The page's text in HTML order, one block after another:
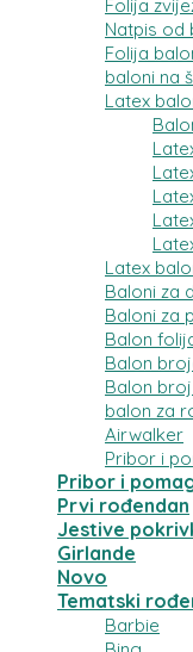
Folija
Natpis od
Folija
baloni na
Latex
Latex
Baloni za
Baloni za
Balon
Balon
Balon
balon za
Airwalker
Pribor i
Pribor i
Prvi rođendan
Jestive
Girlande
Novo
Tematski
Barbie